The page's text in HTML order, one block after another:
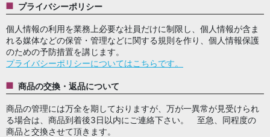
プライバシーポリシー
個人情報の利用を業務上必要な社員だけに制限し、個人情報が含ま
れる媒体などの保管・管理などに関する規則を作り、個人情報保護
のための予防措置を講じます。
プライバシーポリシーについてはこちらです。
商品の交換・返品について
商品の管理には万全を期しておりますが、万が一異常が見受けられ
る場合は、商品到着後3日以内にご連絡下さい。 至急、同程度の
商品と交換させて頂きます。